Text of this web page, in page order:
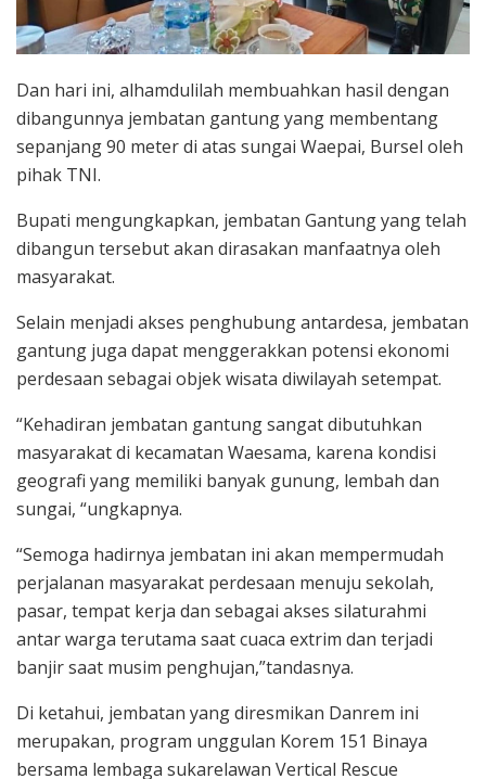
Dan hari ini, alhamdulilah membuahkan hasil dengan
dibangunnya jembatan gantung yang membentang
sepanjang 90 meter di atas sungai Waepai, Bursel oleh
pihak TNI.
Bupati mengungkapkan, jembatan Gantung yang telah
dibangun tersebut akan dirasakan manfaatnya oleh
masyarakat.
Selain menjadi akses penghubung antardesa, jembatan
gantung juga dapat menggerakkan potensi ekonomi
perdesaan sebagai objek wisata diwilayah setempat.
“Kehadiran jembatan gantung sangat dibutuhkan
masyarakat di kecamatan Waesama, karena kondisi
geografi yang memiliki banyak gunung, lembah dan
sungai, “ungkapnya.
“Semoga hadirnya jembatan ini akan mempermudah
perjalanan masyarakat perdesaan menuju sekolah,
pasar, tempat kerja dan sebagai akses silaturahmi
antar warga terutama saat cuaca extrim dan terjadi
banjir saat musim penghujan,”tandasnya.
Di ketahui, jembatan yang diresmikan Danrem ini
merupakan, program unggulan Korem 151 Binaya
bersama lembaga sukarelawan Vertical Rescue